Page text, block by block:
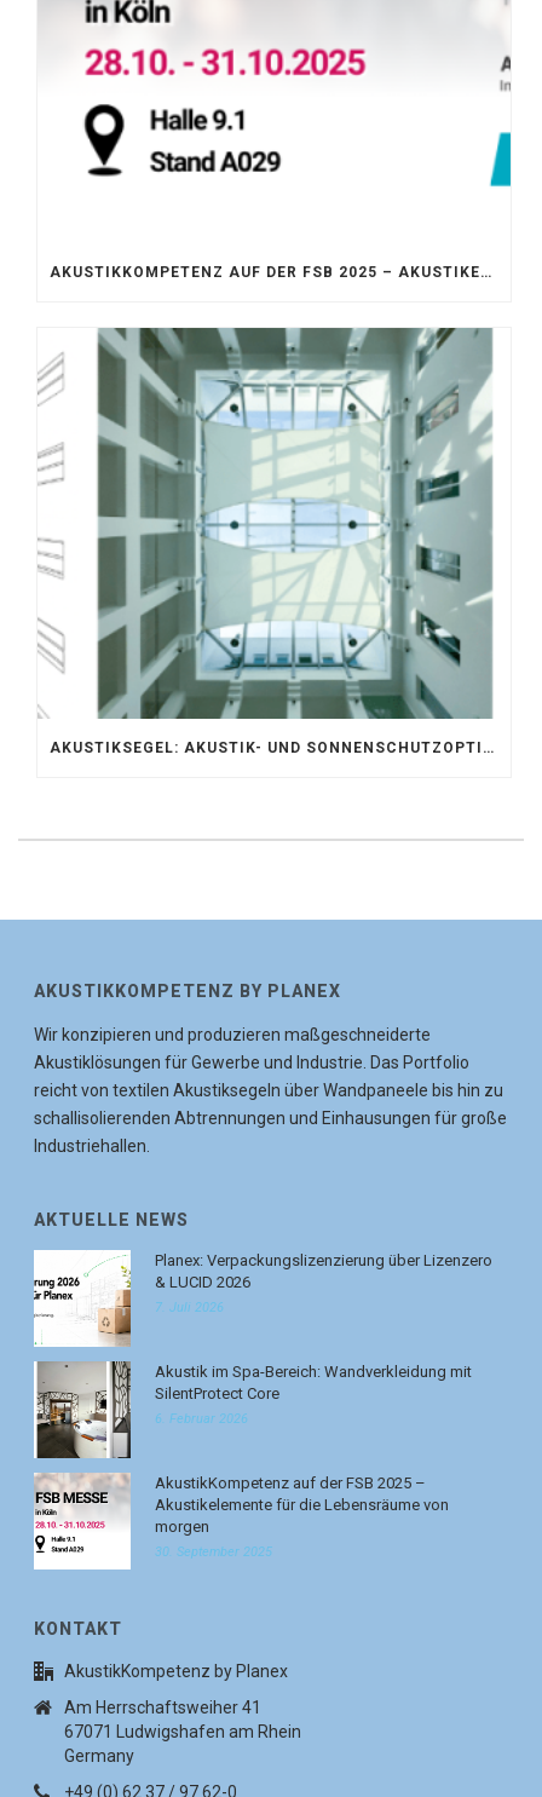
AKUSTIKKOMPETENZ AUF DER FSB 2025 – AKUSTIKELEMENTE FÜR DIE LEBENSRÄUME VON MORGEN
AKUSTIKSEGEL: AKUSTIK- UND SONNENSCHUTZOPTIMIERUNG IM ATRIUM DER UNIVERSITÄT BONN
AKUSTIKKOMPETENZ BY PLANEX
Wir konzipieren und produzieren maßgeschneiderte
Akustiklösungen für Gewerbe und Industrie. Das Portfolio
reicht von textilen Akustiksegeln über Wandpaneele bis hin zu
schallisolierenden Abtrennungen und Einhausungen für große
Industriehallen.
AKTUELLE NEWS
Planex: Verpackungslizenzierung über Lizenzero
& LUCID 2026
7. Juli 2026
Akustik im Spa-Bereich: Wandverkleidung mit
SilentProtect Core
6. Februar 2026
AkustikKompetenz auf der FSB 2025 –
Akustikelemente für die Lebensräume von
morgen
30. September 2025
KONTAKT
AkustikKompetenz by Planex
Am Herrschaftsweiher 41
67071 Ludwigshafen am Rhein
Germany
+49 (0) 62 37 / 97 62-0